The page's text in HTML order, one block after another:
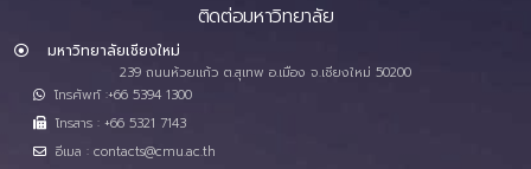
ติดต่อมหาวิทยาลัย
มหาวิทยาลัยเชียงใหม่
239 ถนนห้วยแก้ว ต.สุเทพ อ.เมือง จ.เชียงใหม่ 50200
โทรศัพท์ :+66 5394 1300
โทรสาร : +66 5321 7143
อีเมล : contacts@cmu.ac.th